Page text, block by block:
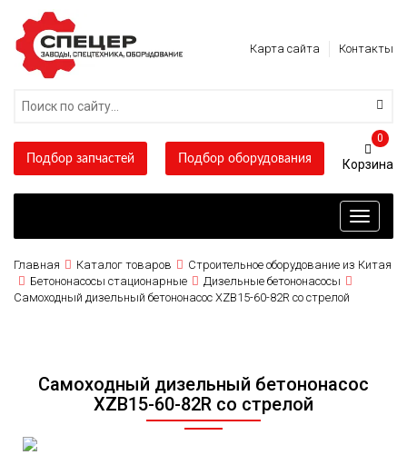
Карта сайта Контакты
Подбор запчастей Подбор оборудования
0
Toggle
Главная Каталог товаров
Строительное оборудование из Китая
Бетононасосы стационарные
Дизельные бетононасосы
Самоходный дизельный бетононасос XZB15-60-82R со стрелой
Самоходный дизельный бетононасос
XZB15-60-82R со стрелой